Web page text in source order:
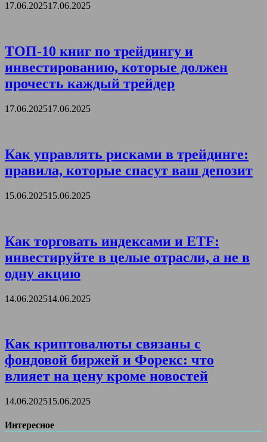
17.06.202517.06.2025
ТОП-10 книг по трейдингу и
инвестированию, которые должен
прочесть каждый трейдер
17.06.202517.06.2025
Как управлять рисками в трейдинге:
правила, которые спасут ваш депозит
15.06.202515.06.2025
Как торговать индексами и ETF:
инвестируйте в целые отрасли, а не в
одну акцию
14.06.202514.06.2025
Как криптовалюты связаны с
фондовой биржей и Форекс: что
влияет на цену кроме новостей
14.06.202515.06.2025
Интересное